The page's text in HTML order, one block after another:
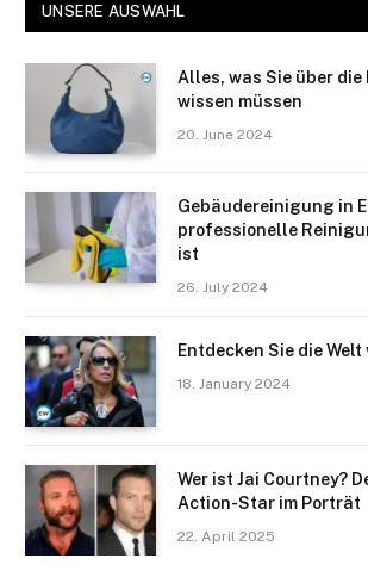
UNSERE AUSWAHL
Alles, was Sie über die
wissen müssen
20. June 2024
Gebäudereinigung in
professionelle
ist
26. July 2024
Entdecken Sie die Welt
18. January 2024
Wer ist Jai Courtney?
Action-Star im Porträt
22. April 2025